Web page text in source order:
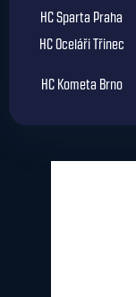
HC Sparta Praha
HC Oceláři Třinec
HC Kometa Brno